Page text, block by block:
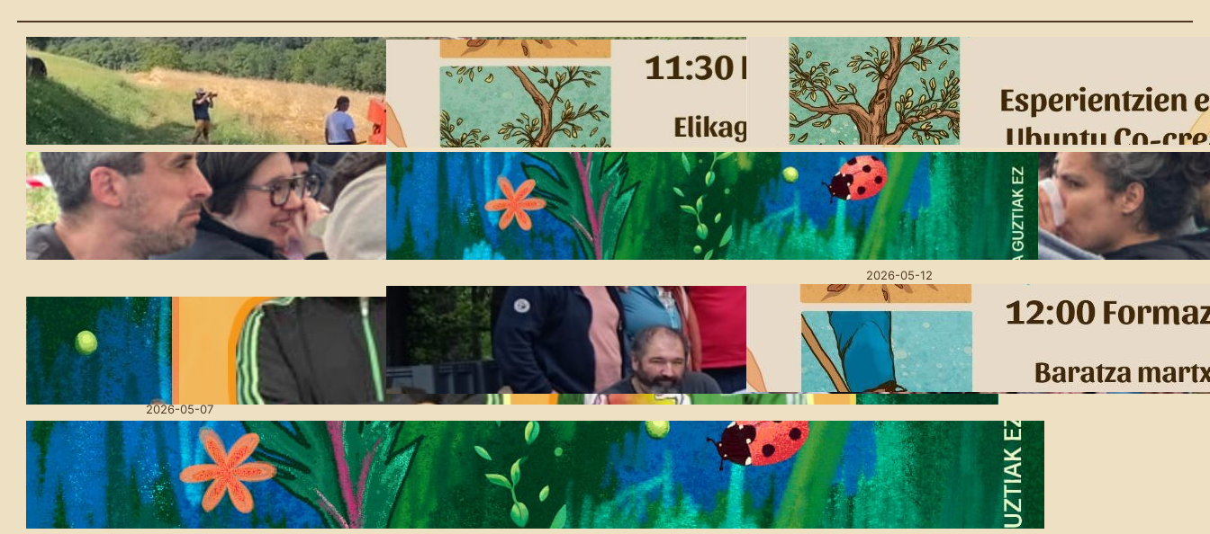
Azken hilabeteetako
lanen laburpena
2026-07-21
Eskola Haziak: 4. saioa
egingo da igande
honetan Amillubin
2026-07-08
Eskola Haziak: Pribilegio
Txuria Agerian
2026-06-05
Udaberri Festa Amillubin:
Lurra oinarri, utopien
bidean
2026-05-20
Jaiari begirako
informazio eta ohar
praktikoak
2026-05-14
Lurra oinarri, utopien
bidean: Amillubin
goizeko mahai-inguruak
antolatu ditugu
2026-05-12
Askotariko kultur
emanaldiak eskainiko
ditu aurten ere Amilubiko
Udaberriko Festak
2026-05-07
Larunbatean ospatu
genuen Biolurreko urteko
batzar nagusia
2026-04-27
Eskola Haziak: Gure
baratzean burujabe
2026-04-16
Amillubi Udaberriko
Festa: lurra eta kultura
ardatz duen hitzordua
2026-03-27